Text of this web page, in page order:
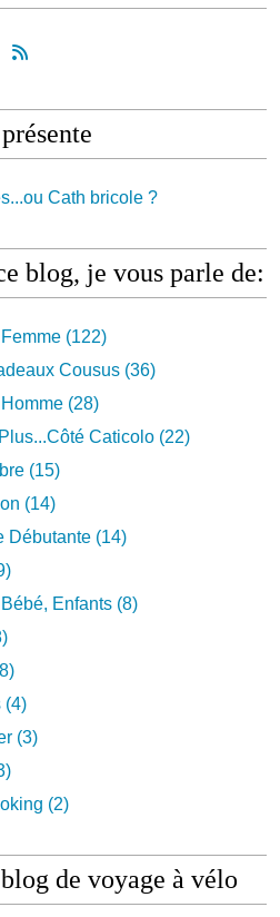
Cath bricole ?
blog, je vous parle de:
(122)
Cousus (36)
(28)
Caticolo (22)
(15)
(14)
Débutante (14)
Enfants (8)
(4)
(3)
(2)
de voyage à vélo